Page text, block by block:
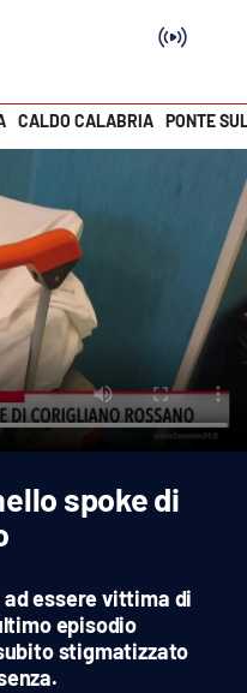
CALDO CALABRIA PONTE
spoke di
essere vittima di
episodio
stigmatizzato